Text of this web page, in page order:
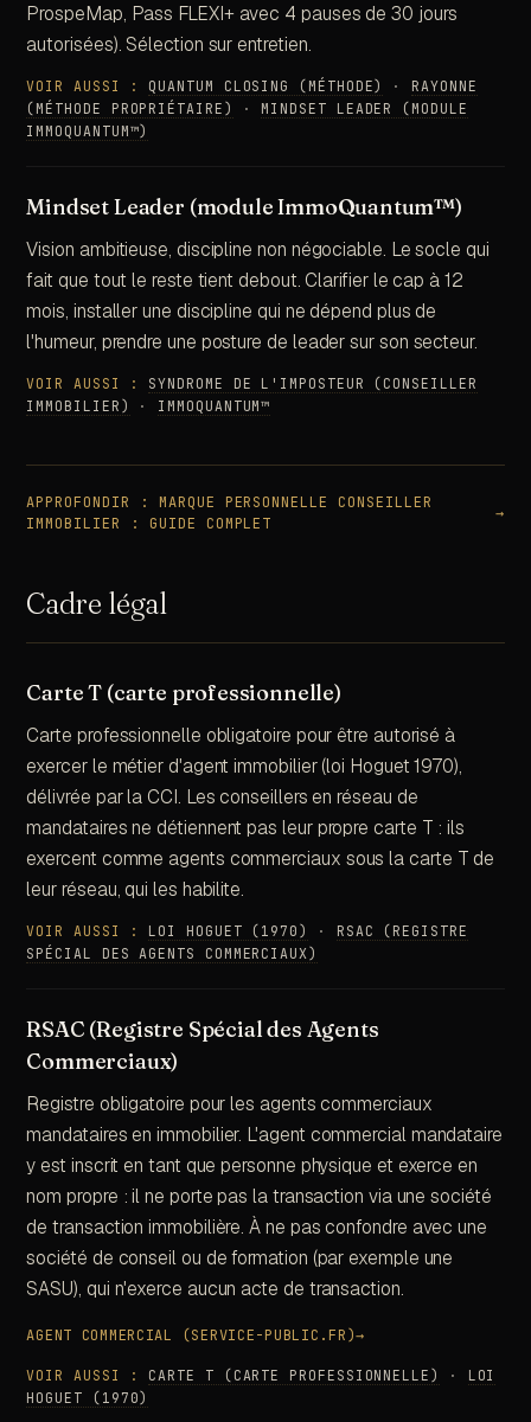
ProspeMap, Pass FLEXI+ avec 4 pauses de 30 jours
autorisées). Sélection sur entretien.
VOIR AUSSI : QUANTUM CLOSING (MÉTHODE) · RAYONNE
(MÉTHODE PROPRIÉTAIRE)
· MINDSET LEADER (MODULE
IMMOQUANTUM™)
Mindset Leader (module ImmoQuantum™)
Vision ambitieuse, discipline non négociable. Le socle qui
fait que tout le reste tient debout. Clarifier le cap à 12
mois, installer une discipline qui ne dépend plus de
l'humeur, prendre une posture de leader sur son secteur.
VOIR AUSSI : SYNDROME DE L'IMPOSTEUR (CONSEILLER
IMMOBILIER)
· IMMOQUANTUM™
APPROFONDIR : MARQUE PERSONNELLE CONSEILLER
IMMOBILIER : GUIDE COMPLET
→
Cadre légal
Carte T (carte professionnelle)
Carte professionnelle obligatoire pour être autorisé à
exercer le métier d'agent immobilier (loi Hoguet 1970),
délivrée par la CCI. Les conseillers en réseau de
mandataires ne détiennent pas leur propre carte T : ils
exercent comme agents commerciaux sous la carte T de
leur réseau, qui les habilite.
VOIR AUSSI : LOI HOGUET (1970) · RSAC (REGISTRE
SPÉCIAL DES AGENTS COMMERCIAUX)
RSAC (Registre Spécial des Agents
Commerciaux)
Registre obligatoire pour les agents commerciaux
mandataires en immobilier. L'agent commercial mandataire
y est inscrit en tant que personne physique et exerce en
nom propre : il ne porte pas la transaction via une société
de transaction immobilière. À ne pas confondre avec une
société de conseil ou de formation (par exemple une
SASU), qui n'exerce aucun acte de transaction.
AGENT COMMERCIAL (SERVICE-PUBLIC.FR)→
VOIR AUSSI : CARTE T (CARTE PROFESSIONNELLE) · LOI
HOGUET (1970)